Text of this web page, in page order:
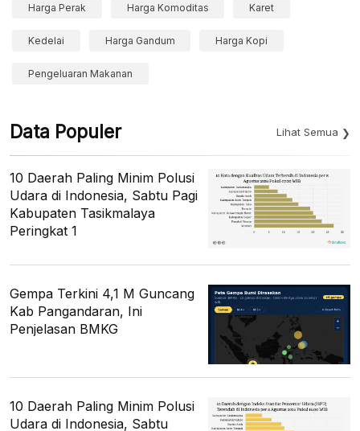
Harga Perak Harga Komoditas Karet
Kedelai Harga Gandum Harga Kopi
Pengeluaran Makanan
Data Populer Lihat Semua
10 Daerah Paling Minim Polusi
Udara di Indonesia, Sabtu Pagi
Kabupaten Tasikmalaya
Peringkat 1
Gempa Terkini 4,1 M Guncang
Kab Pangandaran, Ini
Penjelasan BMKG
10 Daerah Paling Minim Polusi
Udara di Indonesia, Sabtu